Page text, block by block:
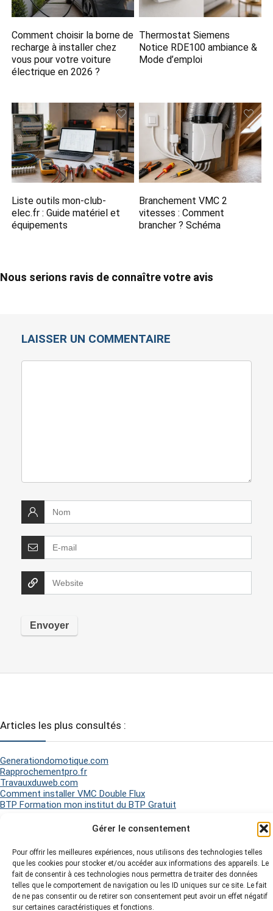
Gérer le consentement
Pour offrir les meilleures expériences, nous utilisons des technologies telles
que les cookies pour stocker et/ou accéder aux informations des appareils. Le
fait de consentir à ces technologies nous permettra de traiter des données
telles que le comportement de navigation ou les ID uniques sur ce site. Le fait
de ne pas consentir ou de retirer son consentement peut avoir un effet négatif
sur certaines caractéristiques et fonctions.
Comment choisir la borne de
recharge à installer chez
vous pour votre voiture
électrique en 2026 ?
Thermostat Siemens
Notice RDE100 ambiance &
Mode d’emploi
Liste outils mon-club-
elec.fr​ : Guide matériel et
équipements
Branchement VMC 2
vitesses​ : Comment
brancher ? Schéma
Nous serions ravis de connaître votre avis
LAISSER UN COMMENTAIRE
Articles les plus consultés :
Generationdomotique.com
Rapprochementpro.fr
Travauxduweb.com
Comment installer VMC Double Flux
BTP Formation mon institut du BTP Gratuit
2026 Matel Electricité - Tous droits réservés - Mentions légales
Politique de Cookies-Plan du site-